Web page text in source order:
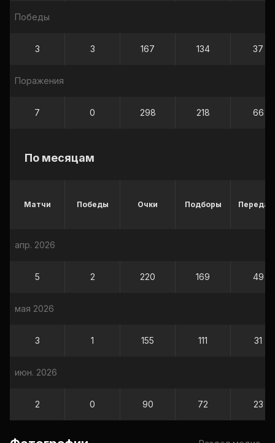
Победы
3 3 167 134 37
Поражения
7 0 298 218 66
По месяцам
Матчи Победы Очки Подборы
апр. 2026
5 2 220 169 49
мая 2026
3 1 155 111 31
июн. 2026
2 0 90 72 23